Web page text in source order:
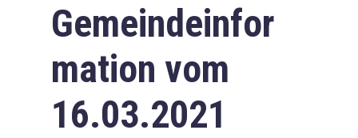
Gemeindeamt
Gemeinderat
Bildung
Gemeindeinfor
mation vom
16.03.2021